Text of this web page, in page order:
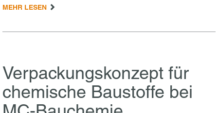
MEHR LESEN
Verpackungskonzept für
chemische Baustoffe bei